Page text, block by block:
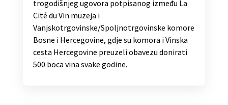
trogodišnjeg ugovora potpisanog između La
Cité du Vin muzeja i
Vanjskotrgovinske/Spoljnotrgovinske komore
Bosne i Hercegovine, gdje su komora i Vinska
cesta Hercegovine preuzeli obavezu donirati
500 boca vina svake godine.